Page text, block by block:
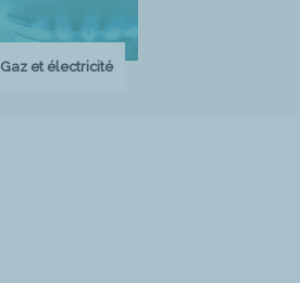
Gaz et électricité